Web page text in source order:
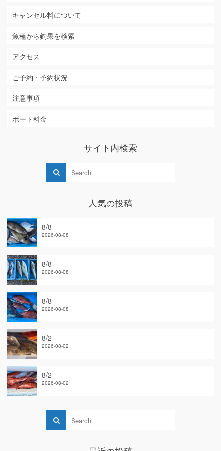
キャンセル料について
魚種から釣果を検索
アクセス
ご予約・予約状況
注意事項
ボート料金
サイト内検索
人気の投稿
8/8
2026-08-08
8/8
2026-08-08
8/8
2026-08-08
8/2
2026-08-02
8/2
2026-08-02